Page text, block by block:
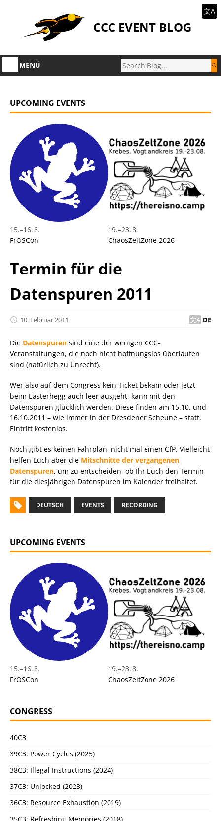
CCC EVENT BLOG
文A
MENÜ
UPCOMING EVENTS
15.–16. 8.
FrOSCon
19.–23. 8.
ChaosZeltZone 2026
Termin für die
Datenspuren 2011
10. Februar 2011 DE
Die Datenspuren sind eine der wenigen CCC-
Veranstaltungen, die noch nicht hoffnungslos überlaufen
sind (natürlich zu Unrecht).
Wer also auf dem Congress kein Ticket bekam oder jetzt
beim Easterhegg auch leer ausgeht, kann mit den
Datenspuren glücklich werden. Diese finden am 15.10. und
16.10.2011 – wie immer in der Dresdener Scheune – statt.
Eintritt kostenlos.
Noch gibt es keinen Fahrplan, nicht mal einen CfP. Vielleicht
helfen Euch aber die Mitschnitte der vergangenen
Datenspuren, um zu entscheiden, ob Ihr Euch den Termin
für die diesjährigen Datenspuren im Kalender freihaltet.
DEUTSCH EVENTS RECORDING
UPCOMING EVENTS
15.–16. 8.
FrOSCon
19.–23. 8.
ChaosZeltZone 2026
CONGRESS
40C3
39C3: Power Cycles (2025)
38C3: Illegal Instructions (2024)
37C3: Unlocked (2023)
36C3: Resource Exhaustion (2019)
35C3: Refreshing Memories (2018)